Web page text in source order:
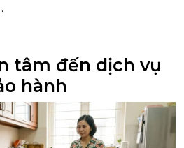
tâm đến dịch vụ
hành